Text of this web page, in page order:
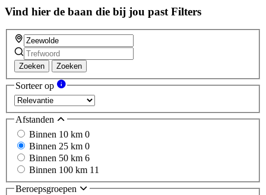
Vind hier de baan die bij jou past Filters
Zoeken Zoeken
Sorteer op
Afstanden
Binnen 10 km 0
Binnen 25 km 0
Binnen 50 km 6
Binnen 100 km 11
Beroepsgroepen